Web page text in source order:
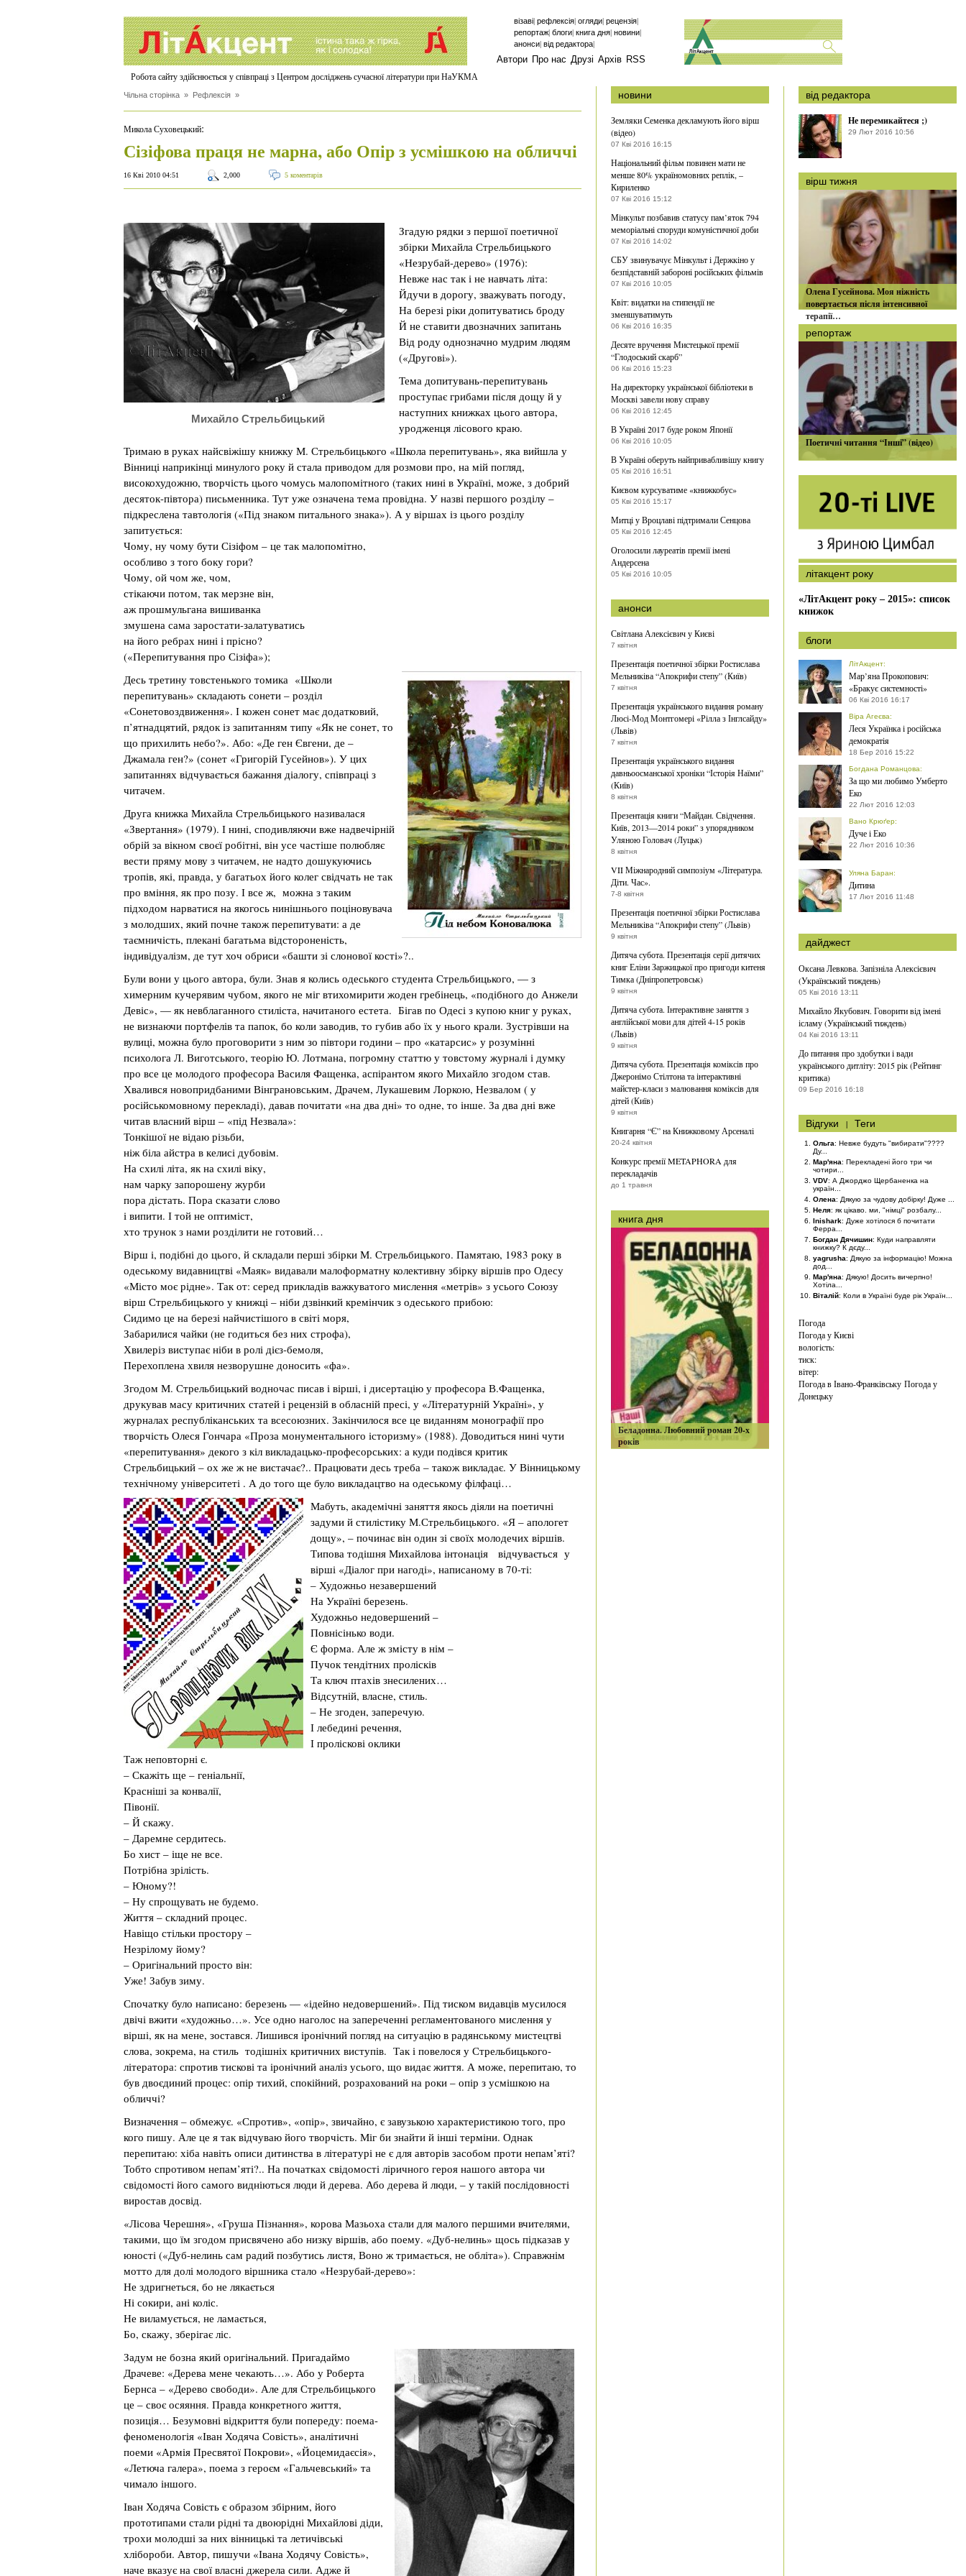
візаві| рефлексія| огляди| рецензія|
репортаж| блоги| книга дня| новини|
анонси| від редактора|
Автори Про нас Друзі Архів RSS
Робота сайту здійснюється у співпраці з Центром досліджень сучасної літератури при НаУКМА
Чільна сторінка » Рефлексія »
Микола Суховецький:
Сізіфова праця не марна, або Опір з усмішкою на обличчі
16 Кві 2010 04:51 2,000 5 коментарів
Михайло Стрельбицький
Згадую рядки з першої поетичної
збірки Михайла Стрельбицького
«Незрубай-дерево» (1976):
Невже нас так і не навчать літа:
Йдучи в дорогу, зважувать погоду,
На березі ріки допитуватись броду
Й не ставити двозначних запитань
Від роду однозначно мудрим людям
(«Другові»).
Тема допитувань-перепитувань
проступає грибами після дощу й у
наступних книжках цього автора,
уродженця лісового краю.
Тримаю в руках найсвіжішу книжку М. Стрельбицького «Школа перепитувань», яка вийшла у
Вінниці наприкінці минулого року й стала приводом для розмови про, на мій погляд,
високохудожню, творчість цього чомусь малопомітного (таких нині в Україні, може, з добрий
десяток-півтора) письменника. Тут уже означена тема провідна. У назві першого розділу –
підкреслена тавтологія («Під знаком питального знака»). А у віршах із цього розділу
запитується:
Чому, ну чому бути Сізіфом – це так малопомітно,
особливо з того боку гори?
Чому, ой чом же, чом,
стікаючи потом, так мерзне він,
аж прошмульгана вишиванка
змушена сама заростати-залатуватись
на його ребрах нині і прісно?
(«Перепитування про Сізіфа»);
Десь третину товстенького томика «Школи
перепитувань» складають сонети – розділ
«Сонетовоздвиження». І кожен сонет має додатковий,
п’ятнадцятий, рядок із запитанням типу «Як не сонет, то
що прихилить небо?». Або: «Де ген Євгени, де –
Джамала ген?» (сонет «Григорій Гусейнов»). У цих
запитаннях відчувається бажання діалогу, співпраці з
читачем.
Друга книжка Михайла Стрельбицького називалася
«Звертання» (1979). І нині, сподивляючи вже надвечірній
обрій за вікном своєї робітні, він усе частіше полюбляє
вести пряму мову з читачем, не надто дошукуючись
тропів, які, правда, у багатьох його колег свідчать не так
про вміння, як про позу. І все ж, можна з таким
підходом нарватися на якогось нинішнього поціновувача
з молодших, який почне також перепитувати: а де
таємничість, плекані багатьма відстороненість,
індивідуалізм, де тут хоч обриси «башти зі слонової кості»?..
Були вони у цього автора, були. Знав я колись одеського студента Стрельбицького, — з
химерним кучерявим чубом, якого не міг втихомирити жоден гребінець, «подібного до Анжели
Девіс», — як невблаганного стиліста, начитаного естета. Бігав по Одесі з купою книг у руках,
не визнаючи портфелів та папок, бо коли заводив, то губив або їх у нього крали. Зустрівши на
вулиці, можна було проговорити з ним зо півтори години – про «катарсис» у розумінні
психолога Л. Виготського, теорію Ю. Лотмана, погромну статтю у товстому журналі і думку
про все це молодого професора Василя Фащенка, аспірантом якого Михайло згодом став.
Хвалився новопридбаними Вінграновським, Драчем, Лукашевим Лоркою, Незвалом ( у
російськомовному перекладі), давав почитати «на два дні» то одне, то інше. За два дні вже
читав власний вірш – «під Незвала»:
Тонкішої не відаю різьби,
ніж біла айстра в келисі дубовім.
На схилі літа, як на схилі віку,
нам чарку запорошену журби
пора дістать. Пора сказати слово
і випити. І той не оптиміст,
хто трунок з нами розділити не готовий…
Вірш і, подібні до цього, й складали перші збірки М. Стрельбицького. Памятаю, 1983 року в
одеському видавництві «Маяк» видавали малоформатну колективну збірку віршів про Одесу
«Місто моє рідне». Так от: серед прикладів важкуватого мислення «метрів» з усього Союзу
вірш Стрельбицького у книжці – ніби дзвінкий кремінчик з одеського прибою:
Сидимо це на березі найчистішого в світі моря,
Забарилися чайки (не годиться без них строфа),
Хвилеріз виступає ніби в ролі дієз-бемоля,
Перехоплена хвиля незворушне доносить «фа».
Згодом М. Стрельбицький водночас писав і вірші, і дисертацію у професора В.Фащенка,
друкував масу критичних статей і рецензій в обласній пресі, у «Літературній Україні», у
журналах республіканських та всесоюзних. Закінчилося все це виданням монографії про
творчість Олеся Гончара «Проза монументального історизму» (1988). Доводиться нині чути
«перепитування» декого з кіл викладацько-професорських: а куди подівся критик
Стрельбицький – ох же ж не вистачає?.. Працювати десь треба – також викладає. У Вінницькому
технічному університеті . А до того ще було викладацтво на одеському філфаці…
Мабуть, академічні заняття якось діяли на поетичні
задуми й стилістику М.Стрельбицького. «Я – апологет
дощу», – починає він один зі своїх молодечих віршів.
Типова тодішня Михайлова інтонація відчувається у
вірші «Діалог при нагоді», написаному в 70-ті:
– Художньо незавершений
На Україні березень.
Художньо недовершений –
Повнісінько води.
Є форма. Але ж змісту в нім –
Пучок тендітних пролісків
Та ключ птахів знесилених…
Відсутній, власне, стиль.
– Не згоден, заперечую.
І лебедині речення,
І проліскові оклики
Таж неповторні є.
– Скажіть ще – геніальнії,
Красніші за конвалії,
Півонії.
– Й скажу.
– Даремне сердитесь.
Бо хист – іще не все.
Потрібна зрілість.
– Юному?!
– Ну спрощувать не будемо.
Життя – складний процес.
Навіщо стільки простору –
Незрілому йому?
– Оригінальний просто він:
Уже! Забув зиму.
Спочатку було написано: березень — «ідейно недовершений». Під тиском видавців мусилося
двічі вжити «художньо…». Усе одно наголос на запереченні регламентованого мислення у
вірші, як на мене, зостався. Лишився іронічний погляд на ситуацію в радянському мистецтві
слова, зокрема, на стиль тодішніх критичних виступів. Так і повелося у Стрельбицького-
літератора: спротив тискові та іронічний аналіз усього, що видає життя. А може, перепитаю, то
був двоєдиний процес: опір тихий, спокійний, розрахований на роки – опір з усмішкою на
обличчі?
Визначення – обмежує. «Спротив», «опір», звичайно, є завузькою характеристикою того, про
кого пишу. Але це я так відчуваю його творчість. Міг би знайти й інші терміни. Однак
перепитаю: хіба навіть описи дитинства в літературі не є для авторів засобом проти непам’яті?
Тобто спротивом непам’яті?.. На початках свідомості ліричного героя нашого автора чи
свідомості його самого видніються люди й дерева. Або дерева й люди, – у такій послідовності
виростав досвід.
«Лісова Черешня», «Груша Пізнання», корова Мазьоха стали для малого першими вчителями,
такими, що їм згодом присвячено або низку віршів, або поему. «Дуб-нелинь» щось підказав у
юності («Дуб-нелинь сам радий позбутись листя, Воно ж тримається, не обліта»). Справжнім
мотто для долі молодого віршника стало «Незрубай-дерево»:
Не здригнеться, бо не лякається
Ні сокири, ані коліс.
Не виламується, не ламається,
Бо, скажу, зберігає ліс.
Задум не бозна який оригінальний. Пригадаймо
Драчеве: «Дерева мене чекають…». Або у Роберта
Бернса – «Дерево свободи». Але для Стрельбицького
це – своє осяяння. Правда конкретного життя,
позиція… Безумовні відкриття були попереду: поема-
феноменологія «Іван Ходяча Совість», аналітичні
поеми «Армія Пресвятої Покрови», «Йоцемидаєсія»,
«Летюча галера», поема з героєм «Гальчевський» та
чимало іншого.
Іван Ходяча Совість є образом збірним, його
прототипами стали рідні та двоюрідні Михайлові діди,
трохи молодші за них вінницькі та летичівські
хлібороби. Автор, пишучи «Івана Ходячу Совість»,
наче вказує на свої власні джерела сили. Адже й
новини
Земляки Семенка декламують його вірш
(відео)
07 Кві 2016 16:15
Національний фільм повинен мати не
менше 80% україномовних реплік, –
Кириленко
07 Кві 2016 15:12
Мінкульт позбавив статусу пам’яток 794
меморіальні споруди комуністичної доби
07 Кві 2016 14:02
СБУ звинувачує Мінкульт і Держкіно у
безпідставній забороні російських фільмів
07 Кві 2016 10:05
Квіт: видатки на стипендії не
зменшуватимуть
06 Кві 2016 16:35
Десяте вручення Мистецької премії
“Глодоський скарб”
06 Кві 2016 15:23
На директорку української бібліотеки в
Москві завели нову справу
06 Кві 2016 12:45
В Україні 2017 буде роком Японії
06 Кві 2016 10:05
В Україні оберуть найпривабливішу книгу
05 Кві 2016 16:51
Києвом курсуватиме «книжкобус»
05 Кві 2016 15:17
Митці у Вроцлаві підтримали Сенцова
05 Кві 2016 12:45
Оголосили лауреатів премії імені
Андерсена
05 Кві 2016 10:05
анонси
Світлана Алексієвич у Києві
7 квітня
Презентація поетичної збірки Ростислава
Мельниківа “Апокрифи степу” (Київ)
7 квітня
Презентація українського видання роману
Люсі-Мод Монтгомері «Рілла з Інглсайду»
(Львів)
7 квітня
Презентація українського видання
давньоосманської хроніки “Історія Наїми”
(Київ)
8 квітня
Презентація книги “Майдан. Свідчення.
Київ, 2013—2014 роки” з упорядником
Уляною Головач (Луцьк)
8 квітня
VII Міжнародний симпозіум «Література.
Діти. Час».
7-8 квітня
Презентація поетичної збірки Ростислава
Мельниківа “Апокрифи степу” (Львів)
9 квітня
Дитяча субота. Презентація серії дитячих
книг Еліни Заржицької про пригоди китеня
Тимка (Дніпропетровськ)
9 квітня
Дитяча субота. Інтерактивне заняття з
англійської мови для дітей 4-15 років
(Львів)
9 квітня
Дитяча субота. Презентація коміксів про
Джеронімо Стілтона та інтерактивні
майстер-класи з малювання коміксів для
дітей (Київ)
9 квітня
Книгарня “Є” на Книжковому Арсеналі
20-24 квітня
Конкурс премії METAPHORA для
перекладачів
до 1 травня
книга дня
Беладонна. Любовний роман 20-х
років
від редактора
Не перемикайтеся ;)
29 Лют 2016 10:56
вірш тижня
Олена Гусейнова. Моя ніжність
повертається після інтенсивної
терапії…
репортаж
Поетичні читання “Інші” (відео)
літакцент року
«ЛітАкцент року – 2015»: список
книжок
блоги
ЛітАкцент:
Мар’яна Прокопович:
«Бракує системності»
06 Кві 2016 16:17
Віра Агеєва:
Леся Українка і російська
демократія
18 Бер 2016 15:22
Богдана Романцова:
За що ми любимо Умберто
Еко
22 Лют 2016 12:03
Вано Крюґер:
Дуче і Еко
22 Лют 2016 10:36
Уляна Баран:
Дитина
17 Лют 2016 11:48
дайджест
Оксана Левкова. Запізніла Алексієвич
(Український тиждень)
05 Кві 2016 13:11
Михайло Якубович. Говорити від імені
ісламу (Український тиждень)
04 Кві 2016 13:11
До питання про здобутки і вади
українського дитліту: 2015 рік (Рейтинг
критика)
09 Бер 2016 16:18
Відгуки | Теги
Ольга: Невже будуть "вибирати"????
Ду...
Мар'яна: Перекладені його три чи
чотири...
VDV: А Джорджо Щербаненка на
україн...
Олена: Дякую за чудову добірку! Дуже ...
Неля: як цікаво. ми, "німці" розбалу...
Inishark: Дуже хотілося б почитати
Ферра...
Богдан Дячишин: Куди направляти
книжку? К дєду...
yagrusha: Дякую за інформацію! Можна
дод...
Мар'яна: Дякую! Досить вичерпно!
Хотіла...
Віталій: Коли в Україні буде рік Україн...
Погода
Погода уКиєві
вологість:
тиск:
вітер:
Погода в Івано-Франківську Погода у
Донецьку